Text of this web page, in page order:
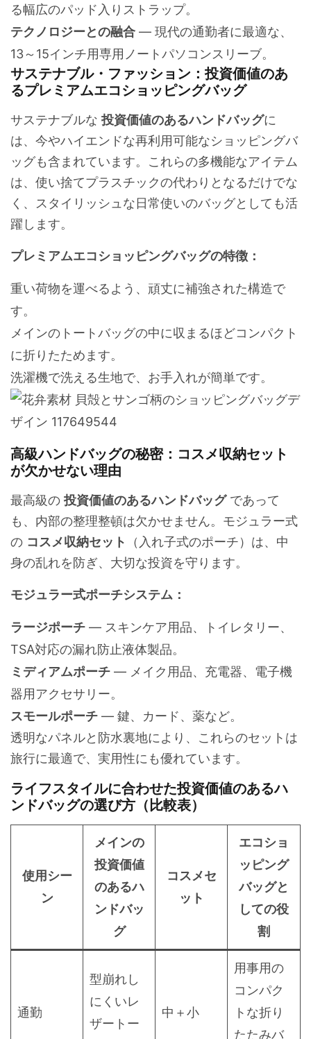
る幅広のパッド入りストラップ。
テクノロジーとの融合 — 現代の通勤者に最適な、
13～15インチ用専用ノートパソコンスリーブ。
サステナブル・ファッション：投資価値のあ
るプレミアムエコショッピングバッグ
サステナブルな 投資価値のあるハンドバッグに
は、今やハイエンドな再利用可能なショッピングバ
ッグも含まれています。これらの多機能なアイテム
は、使い捨てプラスチックの代わりとなるだけでな
く、スタイリッシュな日常使いのバッグとしても活
躍します。
プレミアムエコショッピングバッグの特徴：
重い荷物を運べるよう、頑丈に補強された構造で
す。
メインのトートバッグの中に収まるほどコンパクト
に折りたためます。
洗濯機で洗える生地で、お手入れが簡単です。
高級ハンドバッグの秘密：コスメ収納セット
が欠かせない理由
最高級の 投資価値のあるハンドバッグであって
も、内部の整理整頓は欠かせません。モジュラー式
の コスメ収納セット
（入れ子式のポーチ）は、中
身の乱れを防ぎ、大切な投資を守ります。
モジュラー式ポーチシステム：
ラージポーチ — スキンケア用品、トイレタリー、
TSA対応の漏れ防止液体製品。
ミディアムポーチ — メイク用品、充電器、電子機
器用アクセサリー。
スモールポーチ — 鍵、カード、薬など。
透明なパネルと防水裏地により、これらのセットは
旅行に最適で、実用性にも優れています。
ライフスタイルに合わせた投資価値のあるハ
ンドバッグの選び方（比較表）
使用シー
ン
メインの
投資価値
のあるハ
ンドバッ
グ
コスメセ
ット
エコショ
ッピング
バッグと
しての役
割
通勤
型崩れし
にくいレ
ザートー
中＋小
用事用の
コンパク
トな折り
たたみバ